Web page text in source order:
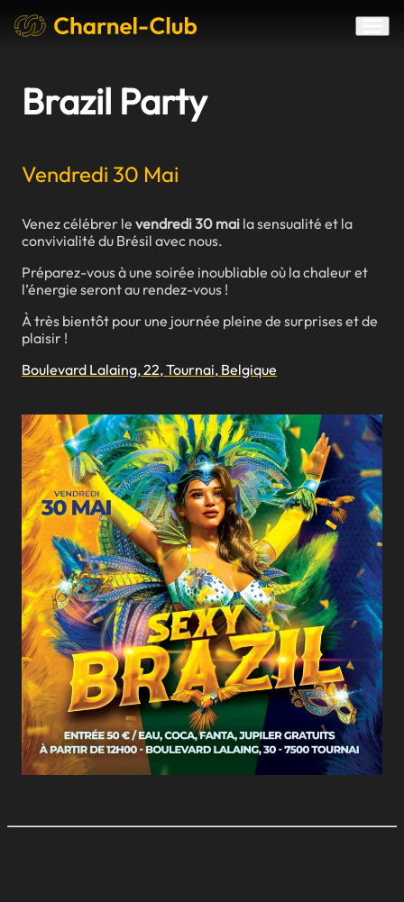
Brazil Party
Vendredi 30 Mai
Venez célébrer le vendredi 30 mai la sensualité et la
convivialité du Brésil avec nous.
Préparez-vous à une soirée inoubliable où la chaleur et
l’énergie seront au rendez-vous !
À très bientôt pour une journée pleine de surprises et de
plaisir !
Boulevard Lalaing, 22, Tournai, Belgique